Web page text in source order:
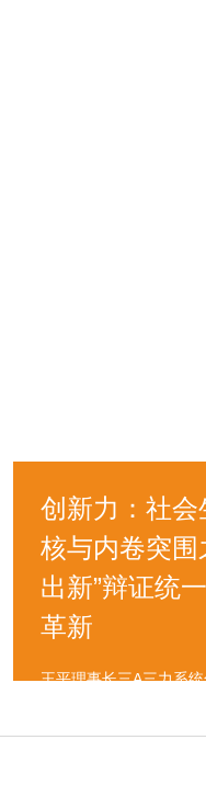
创新力：社
核与内卷突
出新”辩证统
革新
王平理事长三A三力系